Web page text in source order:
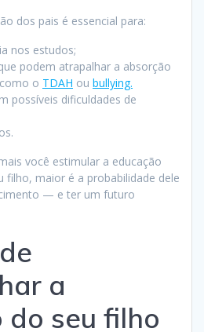
dos pais é essencial para:
nos estudos;
podem atrapalhar a absorção
o TDAH ou bullying.
possíveis dificuldades de
você estimular a educação
filho, maior é a probabilidade dele
— e ter um futuro
a
do seu filho